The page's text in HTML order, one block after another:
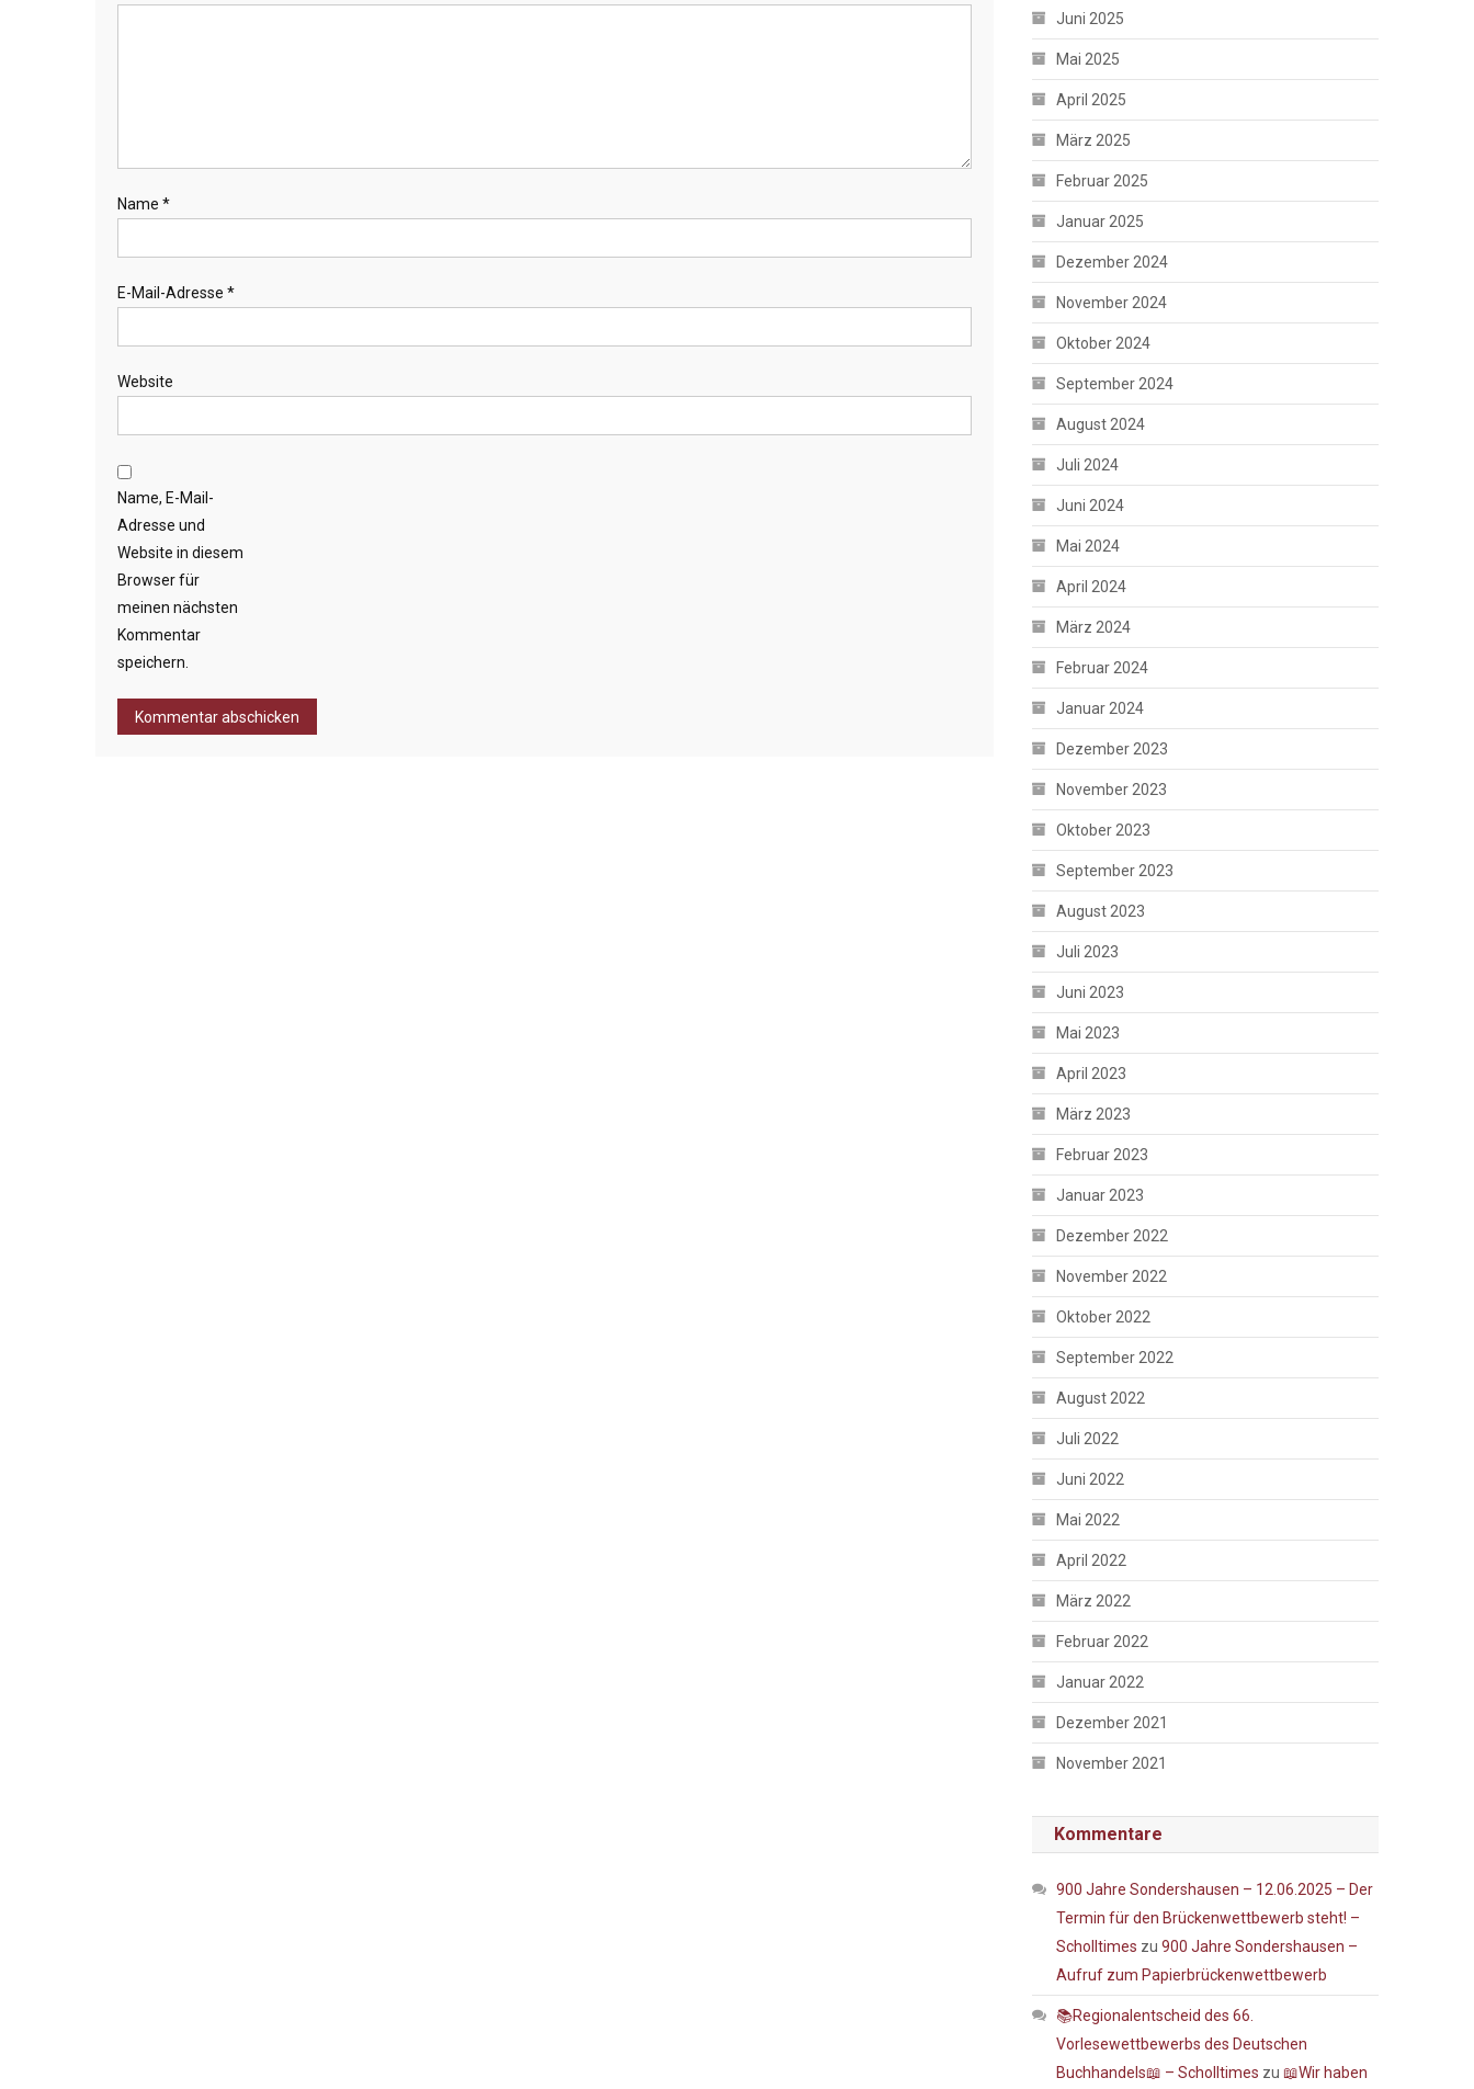
Name *
E-Mail-Adresse *
Website
Name, E-Mail-
Adresse und
Website in diesem
Browser für
meinen nächsten
Kommentar
speichern.
Juni 2025
Mai 2025
April 2025
März 2025
Februar 2025
Januar 2025
Dezember 2024
November 2024
Oktober 2024
September 2024
August 2024
Juli 2024
Juni 2024
Mai 2024
April 2024
März 2024
Februar 2024
Januar 2024
Dezember 2023
November 2023
Oktober 2023
September 2023
August 2023
Juli 2023
Juni 2023
Mai 2023
April 2023
März 2023
Februar 2023
Januar 2023
Dezember 2022
November 2022
Oktober 2022
September 2022
August 2022
Juli 2022
Juni 2022
Mai 2022
April 2022
März 2022
Februar 2022
Januar 2022
Dezember 2021
November 2021
Kommentare
900 Jahre Sondershausen – 12.06.2025 – Der
Termin für den Brückenwettbewerb steht! –
Scholltimes zu900 Jahre Sondershausen –
Aufruf zum Papierbrückenwettbewerb
📚Regionalentscheid des 66.
Vorlesewettbewerbs des Deutschen
Buchhandels📖 – Scholltimes zu📖Wir haben